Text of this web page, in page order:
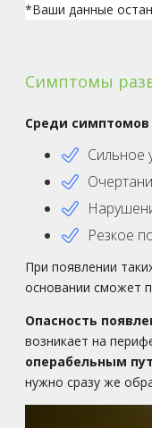
*Ваши данные
Симптомы
Среди
Сильное
Резкое
При появлении
основании сможет
Опасность
возникает на
операбельным
нужно сразу же